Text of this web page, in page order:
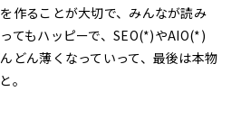
作ることが大切で、みんなが読み
てもハッピーで、SEO(*)やAIO(*)
どん薄くなっていって、最後は本物
。